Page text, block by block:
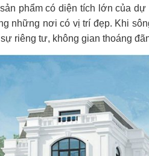
phẩm có diện tích lớn của
những nơi có vị trí đẹp. Khi
riêng tư, không gian thoáng